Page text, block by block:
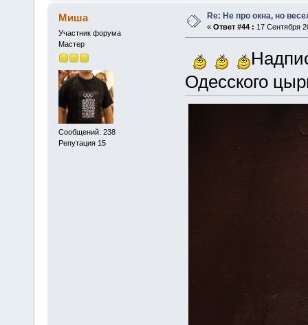
Миша
Участник форума
Мастер
Сообщений: 238
Репутация 15
Re: Не про окна, но
« Ответ #44 : 17 Сентября
Одесского